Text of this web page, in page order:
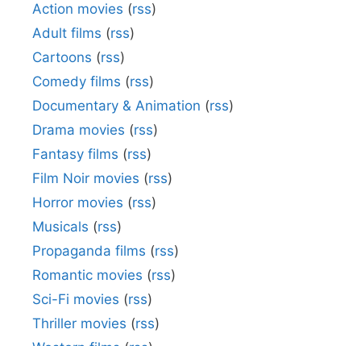
Action movies (rss)
Adult films (rss)
Cartoons (rss)
Comedy films (rss)
Documentary & Animation (rss)
Drama movies (rss)
Fantasy films (rss)
Film Noir movies (rss)
Horror movies (rss)
Musicals (rss)
Propaganda films (rss)
Romantic movies (rss)
Sci-Fi movies (rss)
Thriller movies (rss)